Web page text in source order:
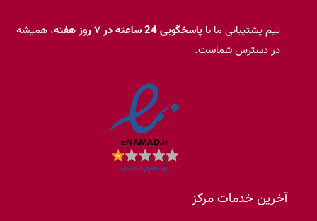
تیم پشتیبانی ما باپاسخگویی 24 ساعته در ۷ روز هفته
، همیشه
در دسترس شماست.
آخرین خدمات مرکز